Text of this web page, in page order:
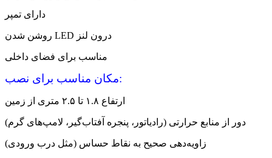
دارای تمپر
روشن شدن LED درون لنز
مناسب برای فضای داخلی
مکان مناسب برای نصب:
ارتفاع ۱.۸ تا ۲.۵ متری از زمین
دور از منابع حرارتی (رادیاتور، پنجره آفتاب‌گیر، لامپ‌های گرم)
زاویه‌دهی صحیح به نقاط حساس (مثل درب ورودی)